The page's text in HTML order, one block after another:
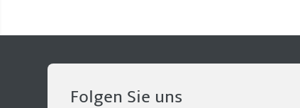
Folgen Sie uns